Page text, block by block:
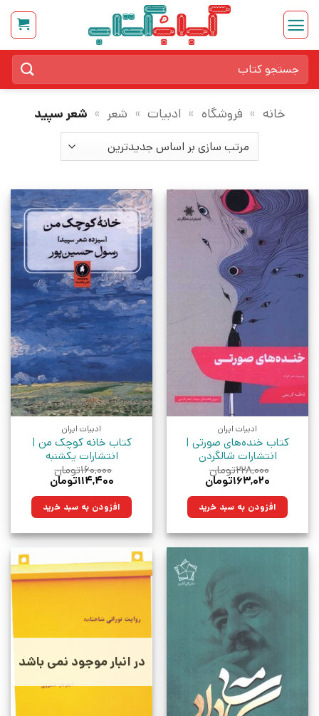
Skip
content
برای:
خانه » فروشگاه » ادبیات » شعر » شعر سپید
ادبیات ایران
کتاب خنده‌های صورتی |
انتشارات شالگردن
۲۲۸,۰۰۰تومان
قیمت
۲۲۸,۰۰۰تومان
بود.
۱۶۳,۰۲۰تومان
۱۶۳,۰۲۰تومان.افزودن به سبد خرید
ادبیات ایران
کتاب خانه کوچک من |
انتشارات یکشنبه
۱۶۰,۰۰۰تومان
قیمت
۱۶۰,۰۰۰تومان
بود.
۱۱۴,۴۰۰تومان
۱۱۴,۴۰۰تومان.افزودن به سبد خرید
در انبار موجود نمی باشد